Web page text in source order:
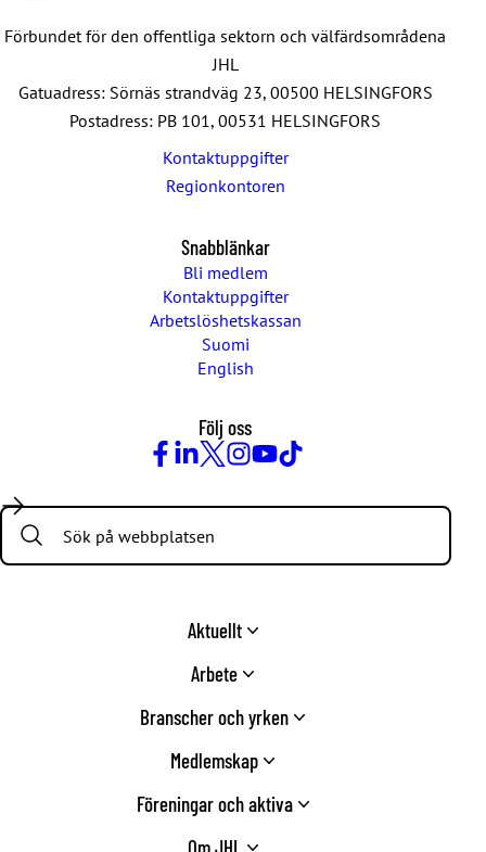
Förbundet för den offentliga sektorn och välfärdsområdena
JHL
Gatuadress: Sörnäs strandväg 23, 00500 HELSINGFORS
Postadress: PB 101, 00531 HELSINGFORS
Kontaktuppgifter
Regionkontoren
Snabblänkar
Bli medlem
Kontaktuppgifter
Arbetslöshetskassan
Suomi
English
Följ oss
Search:
Aktuellt
Arbete
Branscher och yrken
Medlemskap
Föreningar och aktiva